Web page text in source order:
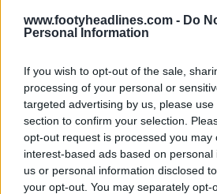
www.footyheadlines.com - Do
Personal Information
If you wish to opt-out of the sale,
processing of your personal or
targeted advertising by us, please
section to confirm your selection.
opt-out request is processed you may
interest-based ads based on
us or personal information disclosed
your opt-out. You may separately opt-
Premier League
Prototype
Partager